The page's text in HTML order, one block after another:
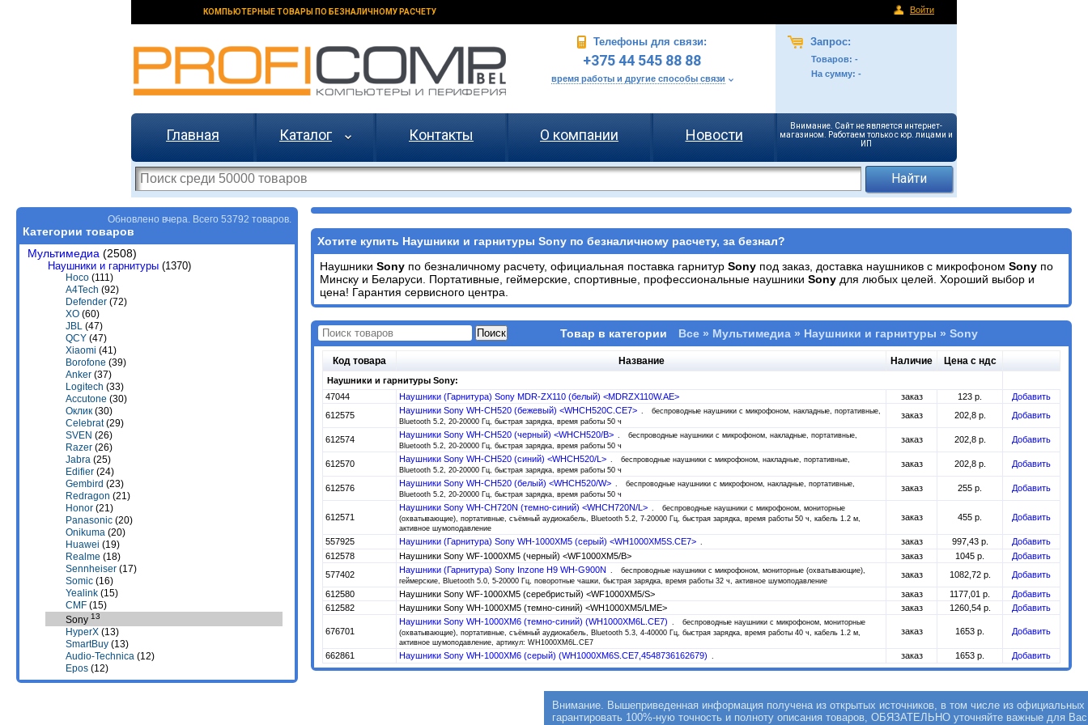
КОМПЬЮТЕРНЫЕ ТОВАРЫ ПО БЕЗНАЛИЧНОМУ РАСЧЕТУ Войти
Телефоны для связи:
+375 44 545 88 88
время работы и другие способы связи
Запрос:
Товаров: -
На сумму: -
Главная Каталог Контакты О компании Новости
Внимание. Сайт не является интернет-
магазином. Работаем только с юр. лицами и
ИП
Обновлено вчера. Всего 53792 товаров.
Категории товаров
Мультимедиа (2508)
Наушники и гарнитуры (1370)
Hoco (111)
A4Tech (92)
Defender (72)
XO (60)
JBL (47)
QCY (47)
Xiaomi (41)
Borofone (39)
Anker (37)
Logitech (33)
Accutone (30)
Оклик (30)
Celebrat(29)
SVEN (26)
Razer (26)
Jabra (25)
Edifier (24)
Gembird (23)
Redragon (21)
Honor (21)
Panasonic (20)
Onikuma (20)
Huawei (19)
Realme (18)
Sennheiser (17)
Somic (16)
Yealink (15)
CMF (15)
Sony 13
HyperX (13)
SmartBuy (13)
Audio-Technica (12)
Epos (12)
Asus(11)
Хотите купить Наушники и гарнитуры Sony по безналичному расчету, за безнал?
Наушники Sony по безналичному расчету, официальная поставка гарнитур Sony под заказ, доставка наушников с микрофоном Sony по
Минску и Беларуси. Портативные, геймерские, спортивные, профессиональные наушники Sony для любых целей. Хороший выбор и
цена! Гарантия сервисного центра.
Товар в категории Все » Мультимедиа » Наушники и гарнитуры » Sony
Код товара Название Наличие Цена с ндс
Наушники и гарнитуры Sony:
47044
Наушники (Гарнитура) Sony MDR-ZX110 (белый) <MDRZX110W.AE> заказ 123 р.
Добавить
612575
Наушники Sony WH-CH520 (бежевый) <WHCH520C.CE7>
беспроводные наушники с микрофоном, накладные, портативные,
Bluetooth 5.2, 20-20000 Гц, быстрая зарядка, время работы 50 ч
заказ 202,8 р. Добавить
612574 Наушники Sony WH-CH520 (черный) <WHCH520/B>
беспроводные наушники с микрофоном, накладные, портативные,
Bluetooth 5.2, 20-20000 Гц, быстрая зарядка, время работы 50 ч
заказ 202,8 р. Добавить
612570 Наушники Sony WH-CH520 (синий) <WHCH520/L>
беспроводные наушники с микрофоном, накладные, портативные,
Bluetooth 5.2, 20-20000 Гц, быстрая зарядка, время работы 50 ч
заказ 202,8 р. Добавить
612576 Наушники Sony WH-CH520 (белый) <WHCH520/W>
беспроводные наушники с микрофоном, накладные, портативные,
Bluetooth 5.2, 20-20000 Гц, быстрая зарядка, время работы 50 ч
заказ 255 р. Добавить
612571
Наушники Sony WH-CH720N (темно-синий) <WHCH720N/L>
беспроводные наушники с микрофоном, мониторные
(охватывающие), портативные, съёмный аудиокабель, Bluetooth 5.2, 7-20000 Гц, быстрая зарядка, время работы 50 ч, кабель 1.2 м,
активное шумоподавление
заказ 455 р. Добавить
557925 Наушники (Гарнитура) Sony WH-1000XM5 (серый) <WH1000XM5S.CE7> заказ 997,43 р.
Добавить
612578
Наушники Sony WF-1000XM5 (черный) <WF1000XM5/B> заказ 1045 р.
Добавить
577402
Наушники (Гарнитура) Sony Inzone H9 WH-G900N
беспроводные наушники с микрофоном, мониторные (охватывающие),
геймерские, Bluetooth 5.0, 5-20000 Гц, поворотные чашки, быстрая зарядка, время работы 32 ч, активное шумоподавление
заказ 1082,72 р.
Добавить
612580
Наушники Sony WF-1000XM5 (серебристый) <WF1000XM5/S> заказ 1177,01 р.
Добавить
612582
Наушники Sony WH-1000XM5 (темно-синий) <WH1000XM5/LME> заказ 1260,54 р. Добавить
676701
Наушники Sony WH-1000XM6 (темно-синий) (WH1000XM6L.CE7)
беспроводные наушники с микрофоном, мониторные
(охватывающие), портативные, съёмный аудиокабель, Bluetooth 5.3, 4-40000 Гц, быстрая зарядка, время работы 40 ч, кабель 1.2 м,
активное шумоподавление, артикул: WH1000XM6L.CE7
заказ 1653 р. Добавить
662861 Наушники Sony WH-1000XM6 (серый) (WH1000XM6S.CE7,4548736162679) заказ 1653 р. Добавить
Внимание. Вышеприведенная информация получена из открытых источников, в том числе из
гарантировать 100%-ную точность и полноту описания товаров, ОБЯЗАТЕЛЬНО уточняйте важные для